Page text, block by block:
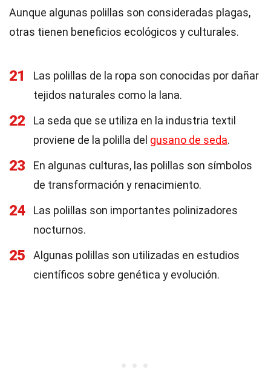
Aunque algunas polillas son consideradas plagas,
otras tienen beneficios ecológicos y culturales.
21
Las polillas de la ropa son conocidas por dañar
tejidos naturales como la lana.
22
La seda que se utiliza en la industria textil
proviene de la polilla del gusano de seda.
23
En algunas culturas, las polillas son símbolos
de transformación y renacimiento.
24
Las polillas son importantes polinizadores
nocturnos.
25
Algunas polillas son utilizadas en estudios
científicos sobre genética y evolución.